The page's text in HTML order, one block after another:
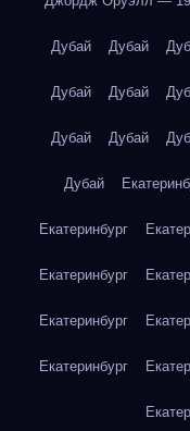
Дубай Дубай
Дубай Дубай
Дубай Дубай
Дубай
Екатеринбург
Екатеринбург
Екатеринбург
Екатеринбург